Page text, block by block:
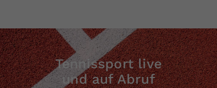
Tennissport live
und auf Abruf